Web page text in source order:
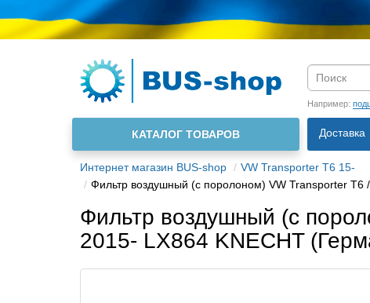
Например:
Доставка
О нас
КАТАЛОГ ТОВАРОВ
Интернет магазин BUS-shop
VW Transporter T6 15-
Фильтр воздушный (с поролоном) VW Transporter T6
Язык
Фильтр воздушный (с
2015- LX864 KNECHT